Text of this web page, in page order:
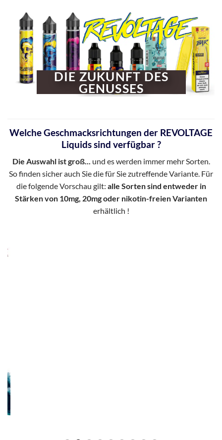
DIE ZUKUNFT DES
GENUSSES
Welche Geschmacksrichtungen der REVOLTAGE
Liquids sind verfügbar ?
Die Auswahl ist groß... und es werden immer mehr Sorten.
So finden sicher auch Sie die für Sie zutreffende Variante. Für
die folgende Vorschau gilt: alle Sorten sind entweder in
Stärken von 10mg, 20mg oder nikotin-freien Varianten
erhältlich !